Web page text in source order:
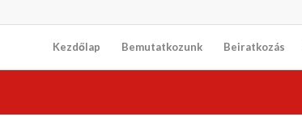
Kezdőlap Bemutatkozunk Beiratkozás